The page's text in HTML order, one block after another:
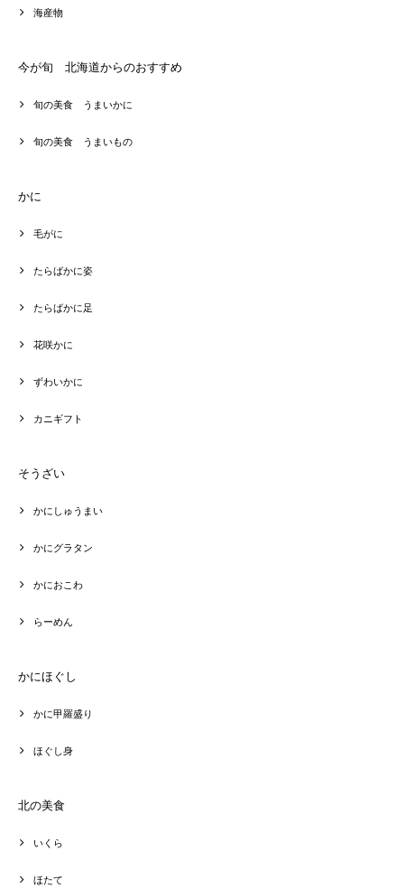
海産物
今が旬 北海道からのおすすめ
旬の美食 うまいかに
旬の美食 うまいもの
かに
毛がに
たらばかに姿
たらばかに足
花咲かに
ずわいかに
カニギフト
そうざい
かにしゅうまい
かにグラタン
かにおこわ
らーめん
かにほぐし
かに甲羅盛り
ほぐし身
北の美食
いくら
ほたて